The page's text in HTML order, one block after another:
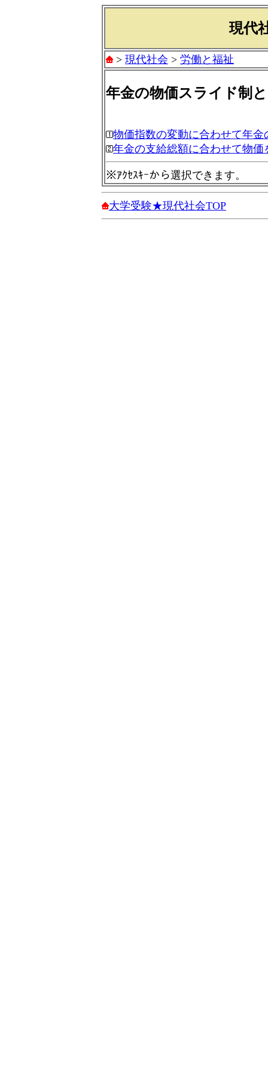
現代
> 現代社会 > 労働と福祉
年金の物価スライド制
物価指数の変動に合わせて年
年金の支給総額に合わせて物価
※ｱｸｾｽｷｰから選択できます。
大学受験★現代社会TOP